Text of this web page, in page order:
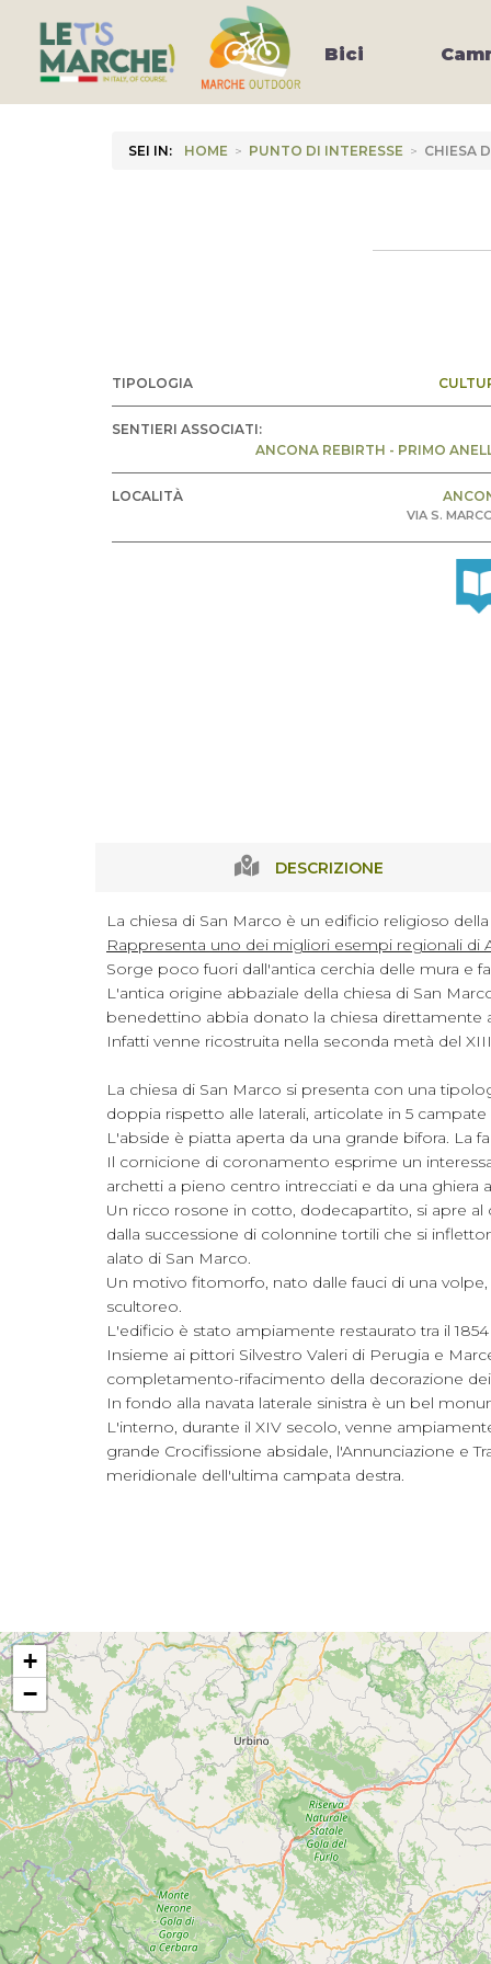
Bici
SEI IN: HOME > PUNTO DI INTERESSE > CHIESA
TIPOLOGIA
SENTIERI ASSOCIATI:
ANCONA REBIRTH - PRIMO
LOCALITÀ
VIA S.
DESCRIZIONE
La chiesa di San Marco è un edificio religioso
Rappresenta uno dei migliori esempi regionali di
Sorge poco fuori dall'antica cerchia delle mura e
L'antica origine abbaziale della chiesa di San
benedettino abbia donato la chiesa direttamente
Infatti venne ricostruita nella seconda metà del
La chiesa di San Marco si presenta con una
doppia rispetto alle laterali, articolate in 5
L'abside è piatta aperta da una grande bifora. La
Il cornicione di coronamento esprime un
archetti a pieno centro intrecciati e da una ghiera
Un ricco rosone in cotto, dodecapartito, si apre
dalla successione di colonnine tortili che si
alato di San Marco.
Un motivo fitomorfo, nato dalle fauci di una
scultoreo.
L'edificio è stato ampiamente restaurato tra il
Insieme ai pittori Silvestro Valeri di Perugia e
completamento-rifacimento della decorazione
In fondo alla navata laterale sinistra è un bel
L'interno, durante il XIV secolo, venne
grande Crocifissione absidale, l'Annunciazione e
meridionale dell'ultima campata destra.
+
−